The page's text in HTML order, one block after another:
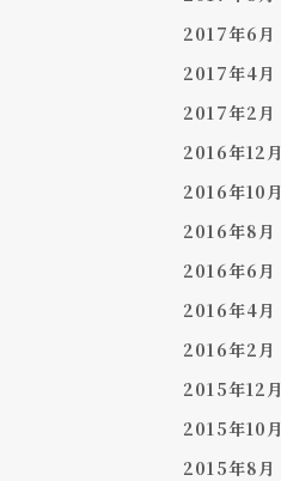
2017年6月
2017年4月
2017年2月
2016年12月
2016年10月
2016年8月
2016年6月
2016年4月
2016年2月
2015年12月
2015年10月
2015年8月